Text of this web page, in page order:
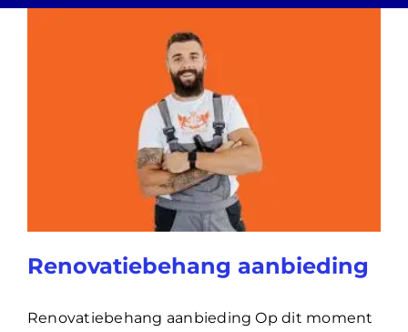
Renovatiebehang aanbieding
Renovatiebehang aanbieding Op dit moment